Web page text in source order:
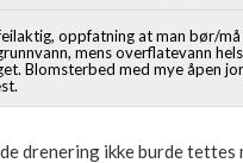
oppfatning at man bør/
mens overflatevann
Blomsterbed med mye åpen
drenering ikke burde tettes